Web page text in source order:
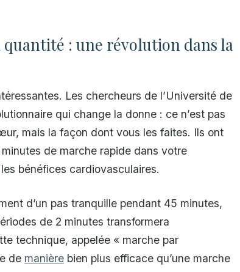
quantité : une révolution dans la
Les chercheurs de l’Université de
qui change la donne : ce n’est pas
mais la façon dont vous les faites. Ils ont
de marche rapide dans votre
bénéfices cardiovasculaires.
d’un pas tranquille pendant 45 minutes,
de 2 minutes transformera
technique, appelée « marche par
de manière bien plus efficace qu’une marche